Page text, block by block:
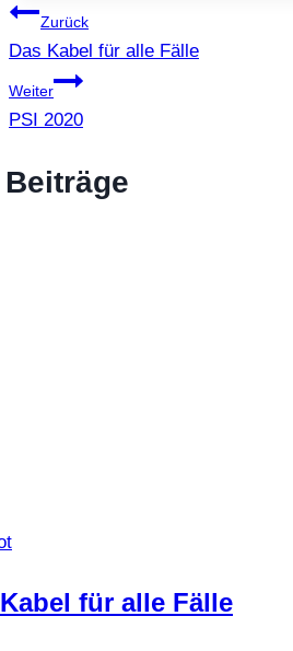
Beitragsnavigation
Zurück
Das Kabel für alle Fälle
Weiter
PSI 2020
für alle Fälle